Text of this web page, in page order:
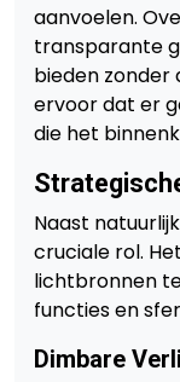
aanvoelen.
transparante
bieden zonder
ervoor dat er
die het
Naast
cruciale rol.
lichtbronnen
functies en
Dimbare